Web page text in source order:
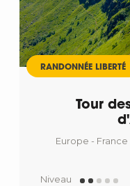
RANDONNÉE LIBERTÉ
Tour
Europe - France
Niveau